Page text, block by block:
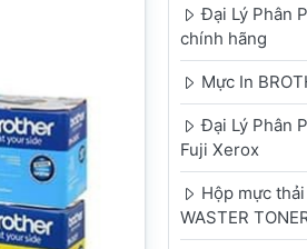
Đại Lý Phân
chính hãng
Mực In
Đại Lý Phân
Fuji Xerox
Hộp mực
WASTER